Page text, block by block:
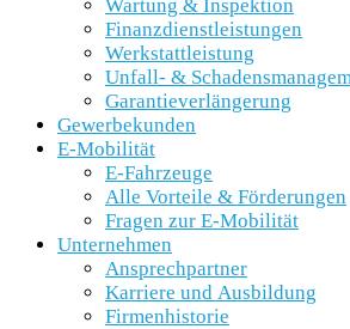
Wartung & Inspektion
Finanzdienstleistungen
Werkstattleistung
Unfall- &
Garantieverlängerung
Gewerbekunden
E-Mobilität
E-Fahrzeuge
Alle Vorteile & Förderungen
Fragen zur E-Mobilität
Unternehmen
Ansprechpartner
Karriere und Ausbildung
Firmenhistorie